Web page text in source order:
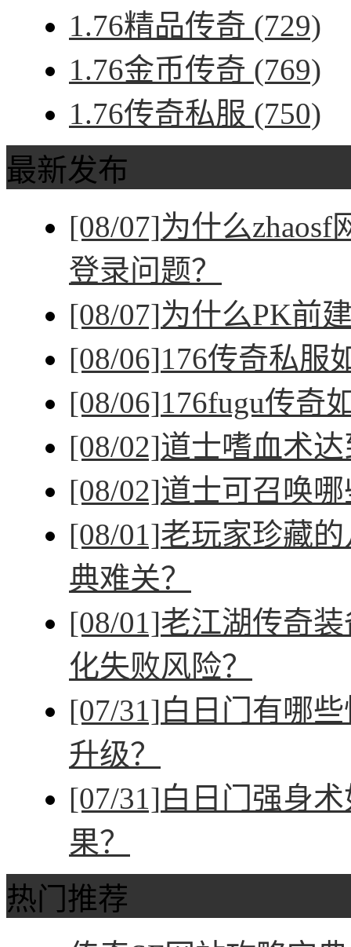
1.76精品传奇 (729)
1.76金币传奇 (769)
1.76传奇私服 (750)
最新发布
[08/07]为什么
登录问题？
[08/07]为什么PK前
[08/06]176传奇私服
[08/06]176fugu传奇
[08/02]道士嗜血术
[08/02]道士可召唤
[08/01]老玩家珍藏
典难关？
[08/01]老江湖传奇
化失败风险？
[07/31]白日门有哪
升级？
[07/31]白日门强身
果？
热门推荐